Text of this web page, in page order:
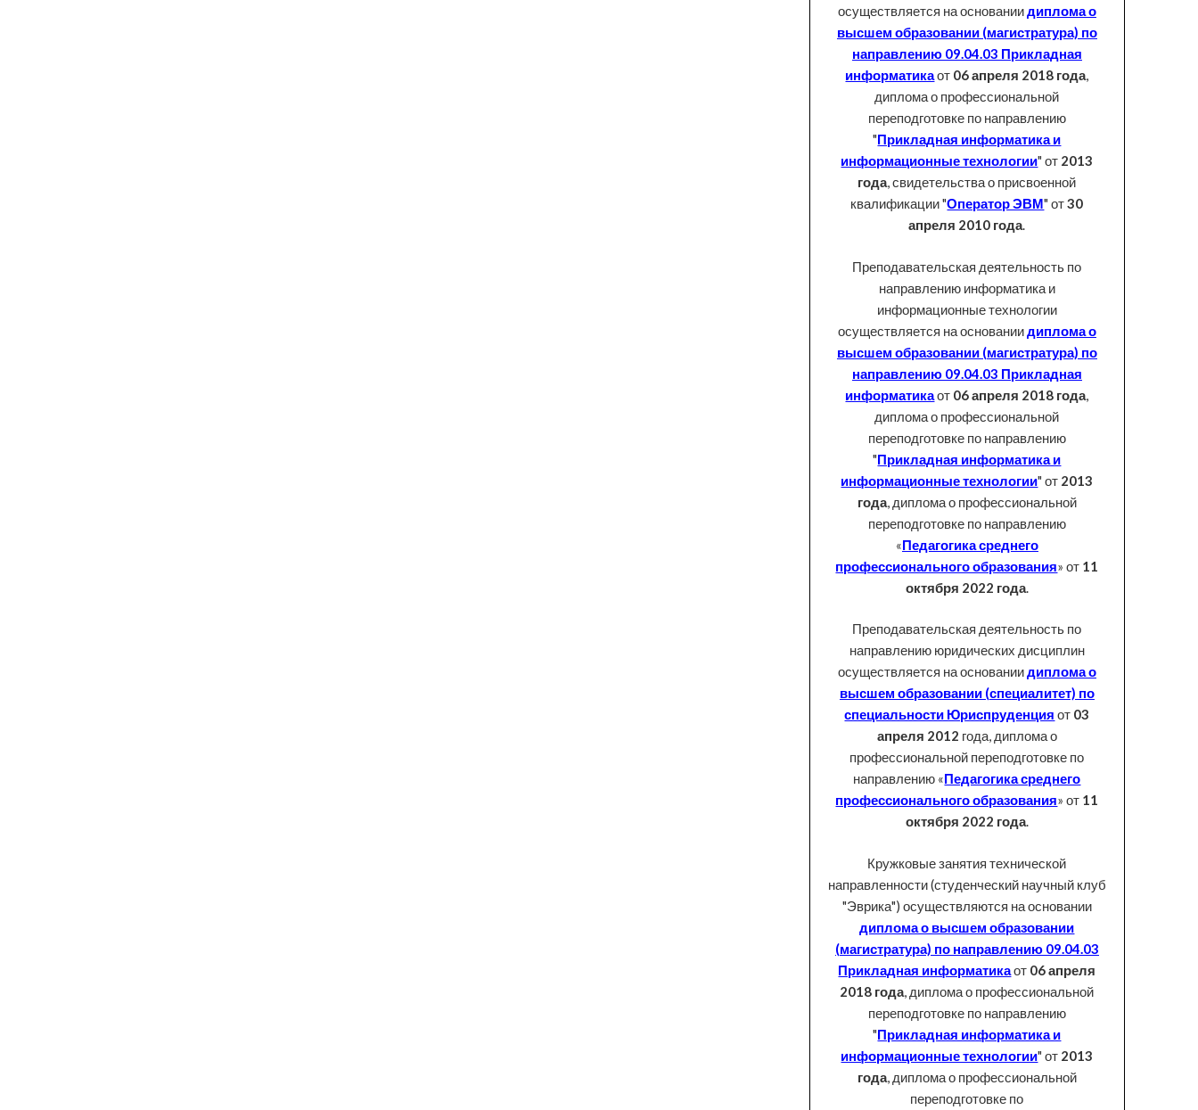
осуществляется на основаниидиплома о
высшем образовании (магистратура) по
направлению 09.04.03 Прикладная
информатикаот 06 апреля 2018 года,
диплома о профессиональной
переподготовке по направлению
"Прикладная информатика и
информационные технологии" от 2013
года, свидетельства о присвоенной
квалификации "Оператор ЭВМ" от30
апреля 2010 года.
Преподавательская деятельность по
направлению информатика и
информационные технологии
осуществляется на основании диплома о
высшем образовании (магистратура) по
направлению 09.04.03 Прикладная
информатикаот 06 апреля 2018 года
диплома о профессиональной
переподготовке по направлению
"Прикладная информатика и
информационные технологии" от 2013
года, диплома о профессиональной
переподготовке по направлению
«Педагогика среднего
профессионального образования» от 11
октября 2022 года.
Преподавательская деятельность по
направлению юридических дисциплин
осуществляется на основаниидиплома о
высшем образовании (специалитет) по
специальности Юриспруденция от 03
апреля 2012 года, диплома о
профессиональной переподготовке по
направлению «Педагогика среднего
профессионального образования» от 11
октября 2022 года.
Кружковые занятия технической
направленности (студенческий научный клуб
"Эврика") осуществляются на основании
диплома о высшем образовании
(магистратура) по направлению 09.04.03
Прикладная информатикаот 06 апреля
2018 года , диплома о профессиональной
переподготовке по направлению
"Прикладная информатика и
информационные технологии" от 2013
года, диплома о профессиональной
переподготовке по